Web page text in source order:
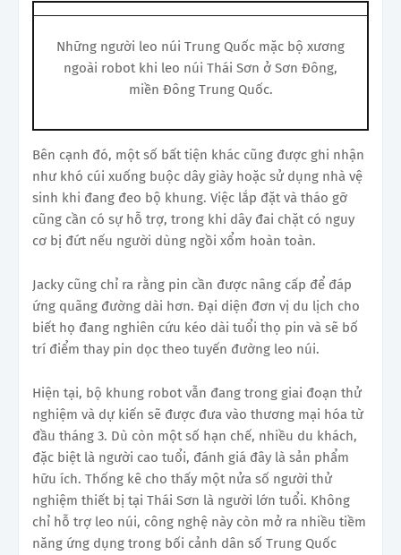
Những người leo núi Trung Quốc mặc bộ xương
ngoài robot khi leo núi Thái Sơn ở Sơn Đông,
miền Đông Trung Quốc.
Bên cạnh đó, một số bất tiện khác cũng được ghi nhận
như khó cúi xuống buộc dây giày hoặc sử dụng nhà vệ
sinh khi đang đeo bộ khung. Việc lắp đặt và tháo gỡ
cũng cần có sự hỗ trợ, trong khi dây đai chặt có nguy
cơ bị đứt nếu người dùng ngồi xổm hoàn toàn.
Jacky cũng chỉ ra rằng pin cần được nâng cấp để đáp
ứng quãng đường dài hơn. Đại diện đơn vị du lịch cho
biết họ đang nghiên cứu kéo dài tuổi thọ pin và sẽ bố
trí điểm thay pin dọc theo tuyến đường leo núi.
Hiện tại, bộ khung robot vẫn đang trong giai đoạn thử
nghiệm và dự kiến sẽ được đưa vào thương mại hóa từ
đầu tháng 3. Dù còn một số hạn chế, nhiều du khách,
đặc biệt là người cao tuổi, đánh giá đây là sản phẩm
hữu ích. Thống kê cho thấy một nửa số người thử
nghiệm thiết bị tại Thái Sơn là người lớn tuổi. Không
chỉ hỗ trợ leo núi, công nghệ này còn mở ra nhiều tiềm
năng ứng dụng trong bối cảnh dân số Trung Quốc